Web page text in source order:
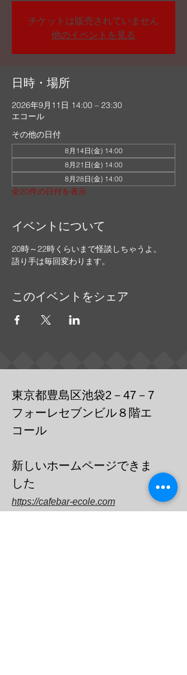
チケットは販売されていません
他のイベントを見る
日時・場所
2026年9月11日 14:00 – 23:30
エコール
その他の日付
8月14日(金) 14:00
8月21日(金) 14:00
8月28日(金) 14:00
全20件の日付を表示
イベントについて
20時～22時くらいまで怪談しちゃうよ。
語り手は毎回変わります。
このイベントをシェア
東京都豊島区池袋2－47－7
フォーレセブンビル８階エ
コール
​新しいホームページできま
した
https://cafebar-ecole.com